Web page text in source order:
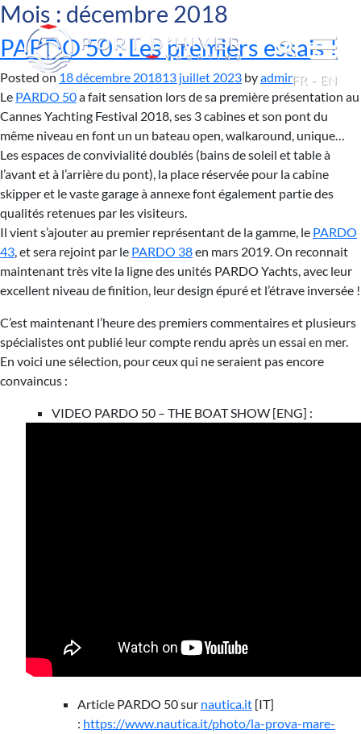
FR EN
Mois : décembre 2018
PARDO 50 : Les premiers essais !
Posted on18 décembre 201813 juillet 2023 byadmin
Le PARDO 50a fait sensation lors de sa première présentation au
Cannes Yachting Festival 2018, ses 3 cabines et son pont du
même niveau en font un un bateau open, walkaround, unique…
Les espaces de convivialité doublés (bains de soleil et table à
l’avant et à l’arrière du pont), la place réservée pour la cabine
skipper et le vaste garage à annexe font également partie des
qualités retenues par les visiteurs.
Il vient s’ajouter au premier représentant de la gamme, le PARDO
43, et sera rejoint par le PARDO 38en mars 2019. On reconnait
maintenant très vite la ligne des unités PARDO Yachts, avec leur
excellent niveau de finition, leur design épuré et l’étrave inversée !
C’est maintenant l’heure des premiers commentaires et plusieurs
spécialistes ont publié leur compte rendu après un essai en mer.
En voici une sélection, pour ceux qui ne seraient pas encore
convaincus :
VIDEO PARDO 50 – THE BOAT SHOW [ENG] :
Article PARDO 50 sur nautica.it [IT]
: https://www.nautica.it/photo/la-prova-mare-